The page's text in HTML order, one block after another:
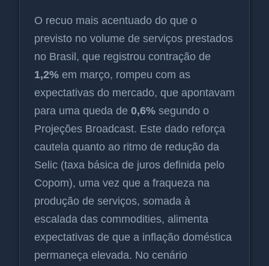
O recuo mais acentuado do que o
previsto no volume de serviços prestados
no Brasil, que registrou contração de
1,2% em março, rompeu com as
expectativas do mercado, que apontavam
para uma queda de 0,6% segundo o
Projeções Broadcast. Este dado reforça
cautela quanto ao ritmo de redução da
Selic (taxa básica de juros definida pelo
Copom), uma vez que a fraqueza na
produção de serviços, somada à
escalada das commodities, alimenta
expectativas de que a inflação doméstica
permaneça elevada. No cenário